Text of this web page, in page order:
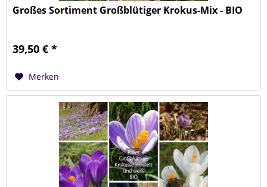
Großes Sortiment Großblütiger Krokus-Mix - BIO
39,50 € *
Merken